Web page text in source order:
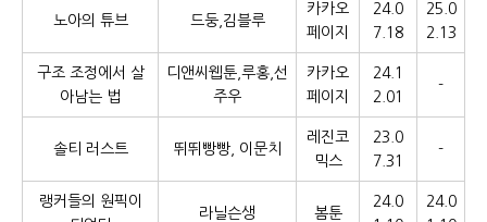
노아의 튜브 드둥,김블루
카카오
페이지
24.0
7.18
25.0
2.13
구조 조정에서 살
아남는 법
디앤씨웹툰,루홍,선
주우
카카오
페이지
24.1
2.01
-
솔티 러스트 뛰뛰빵빵, 이문치
레진코
믹스
23.0
7.31
-
랭커들의 원픽이
라닐슨생 봄툰
24.0
24.0